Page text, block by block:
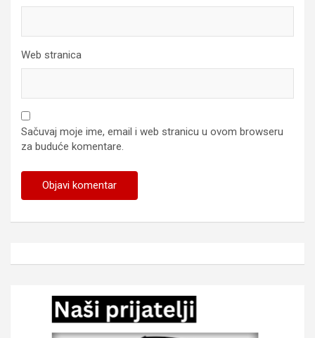
Web stranica
Sačuvaj moje ime, email i web stranicu u ovom browseru
za buduće komentare.